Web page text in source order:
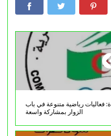
فعاليات رياضية متنوعة في باب
الزوار بمشاركة واسعة